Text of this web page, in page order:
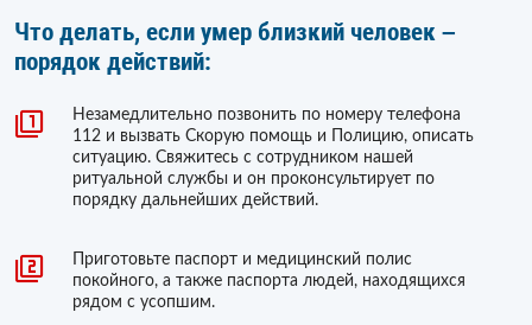
Что делать, если умер близкий человек –
порядок действий:
Незамедлительно позвонить по номеру телефона
112 и вызвать Скорую помощь и Полицию, описать
ситуацию. Свяжитесь с сотрудником нашей
ритуальной службы и он проконсультирует по
порядку дальнейших действий.
Приготовьте паспорт и медицинский полис
покойного, а также паспорта людей, находящихся
рядом с усопшим.